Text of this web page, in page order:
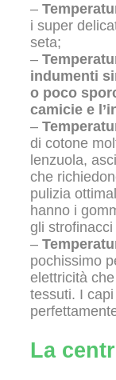
–
i super
seta;
–
indumenti
o poco
camicie e
–
di cotone
lenzuola,
che
pulizia
hanno i
gli
–
pochissimo
elettricità
tessuti. I
La